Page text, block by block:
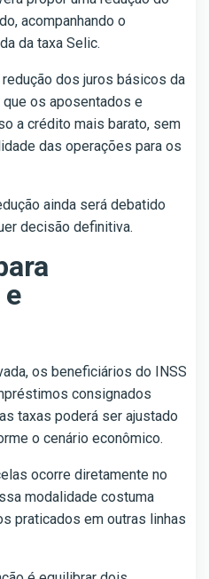
acompanhando o
da taxa Selic.
dos juros básicos da
os aposentados e
a crédito mais barato, sem
das operações para os
ainda será debatido
decisão definitiva.
os beneficiários do INSS
consignados
taxas poderá ser ajustado
o cenário econômico.
ocorre diretamente no
modalidade costuma
praticados em outras linhas